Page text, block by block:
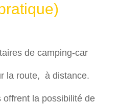
de camping-car
la route, à distance.
la possibilité de